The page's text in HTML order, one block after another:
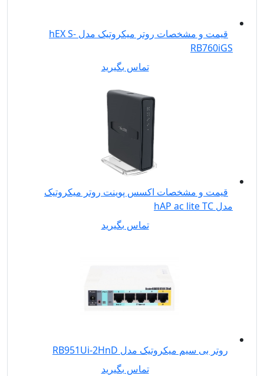
قیمت و مشخصات روتر میکروتیک مدل hEX S-
RB760iGS
تماس بگیرید
قیمت و مشخصات اکسس پوینت روتر میکروتیک
مدل hAP ac lite TC
تماس بگیرید
روتر بی سیم میکروتیک مدل RB951Ui-2HnD
تماس بگیرید